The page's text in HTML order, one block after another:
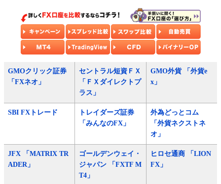
GMOクリック証券
「FXネオ」
セントラル短資ＦＸ
「ＦＸダイレクトプ
ラス」
GMO外貨 「外貨e
x」
SBI FXトレード
トレイダーズ証券
「みんなのFX」
外為どっとコム
「外貨ネクストネ
オ」
JFX 「MATRIX TR
ADER」
ゴールデンウェイ・
ジャパン 「FXTF M
T4」
ヒロセ通商 「LION
FX」